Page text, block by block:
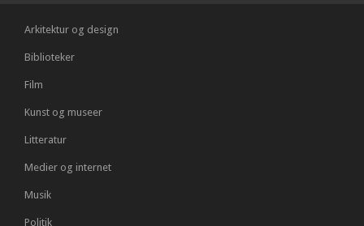
Arkitektur og design
Biblioteker
Film
Kunst og museer
Litteratur
Medier og internet
Musik
Politik